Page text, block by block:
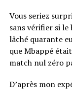
Vous seriez
sans vérifier si le
lâché quarante
que Mbappé
match nul zéro
D’après mon